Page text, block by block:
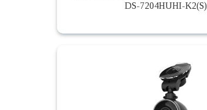
DS-7204HUHI-K2(S)